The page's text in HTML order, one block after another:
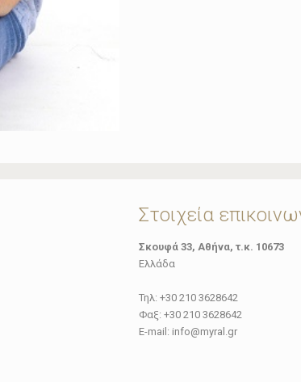
Στοιχεία
Σκουφά 33, Αθήνα, τ.κ. 10673
Ελλάδα
Τηλ: +30 210 3628642
Φαξ: +30 210 3628642
E-mail: info@myral.gr